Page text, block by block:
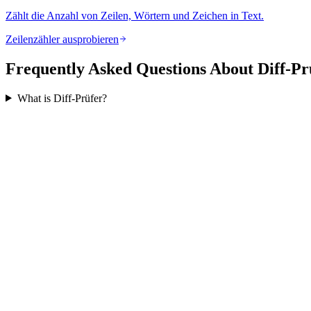
Zählt die Anzahl von Zeilen, Wörtern und Zeichen in Text.
Zeilenzähler ausprobieren
Frequently Asked Questions About Diff-
What is Diff-Prüfer?